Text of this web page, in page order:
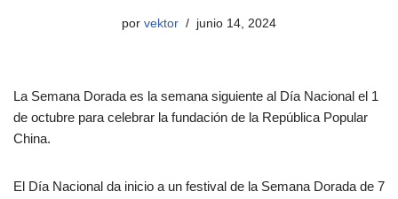
por vektor junio 14, 2024
La Semana Dorada es la semana siguiente al Día Nacional el 1
de octubre para celebrar la fundación de la República Popular
China.
El Día Nacional da inicio a un festival de la Semana Dorada de 7